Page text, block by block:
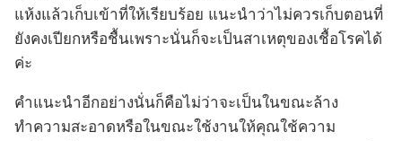
แห้งแล้วเก็บเข้าที่ให้เรียบร้อย แนะนำว่าไม่ควรเก็บตอนที่
ยังคงเปียกหรือชื้นเพราะนั่นก็จะเป็นสาเหตุของเชื้อโรคได้
ค่ะ
คำแนะนำอีกอย่างนั่นก็คือไม่ว่าจะเป็นในขณะล้าง
ทำความสะอาดหรือในขณะใช้งานให้คุณใช้ความ